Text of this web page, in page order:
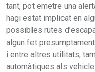
tant, pot emetre una
hagi estat implicat en
possibles rutes
algun fet
i entre altres utilitats,
automàtiques als